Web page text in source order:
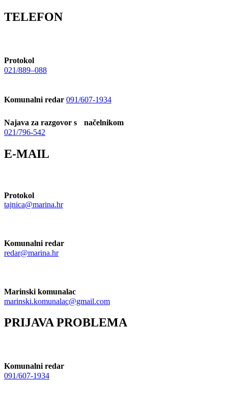
TELEFON
Protokol
021/889–088
Komunalni redar 091/607-1934
Najava za razgovor s načelnikom
021/796-542
E-MAIL
Protokol
tajnica@marina.hr
Komunalni redar
redar@marina.hr
Marinski komunalac
marinski.komunalac@gmail.com
PRIJAVA PROBLEMA
Komunalni redar
091/607-1934